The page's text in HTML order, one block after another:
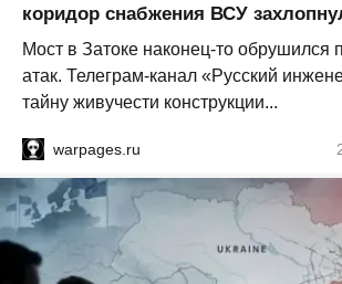
коридор снабжения ВСУ
Мост в Затоке наконец-то обрушился
атак. Телеграм-канал «Русский
тайну живучести конструкции...
warpages.ru